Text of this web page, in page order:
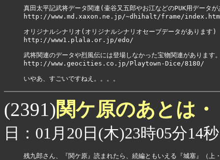
真田太平記武将データ関連(壷谷又五郎やお江などのPUK用データ
http://www.md.xaxon.ne.jp/~dhihalt/frame/index.htm
オリジナルシナリオ(オリジナルシナリオセーブデータがあります)
http://www1.plala.or.jp/edo/
武将関連のデータや烈風伝には登場しなかった宝物関連があります
http://www.geocities.co.jp/Playtown-Dice/8180/
いやあ、すごいですねえ。。。。
(2391)関ケ原のあとは
日：01月20日(木)23時05分14秒
残九郎さん、『関ケ原』読まれたら、続編ともいえる『城塞』（上